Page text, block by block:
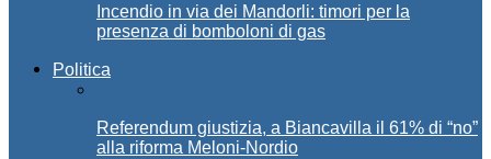
Incendio in via dei Mandorli: timori per la
presenza di bomboloni di gas
Politica
Referendum giustizia, a Biancavilla il 61% di “no”
alla riforma Meloni-Nordio